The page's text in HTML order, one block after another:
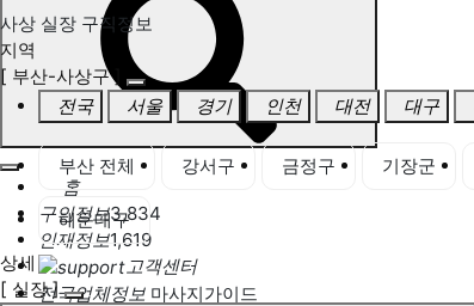
홈
구인정보3,834
인재정보1,619
고객센터
전국업체정보 마사지가이드
사상 실장 구직정보
지역
[ 부산-사상구 ]
전국
서울 경기 인천 대전 대구
부산 전체 강서구 금정구 기장군
해운대구
상세
[ 실장 ]